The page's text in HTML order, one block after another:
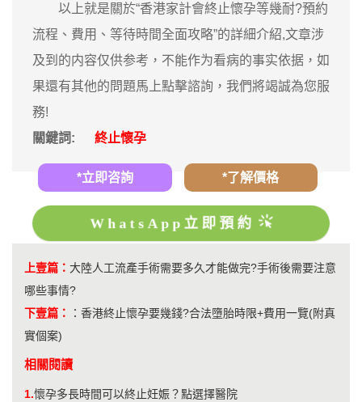
以上就是關於“香港家計會終止懷孕等幾耐?預約
流程、費用、等待時間全面攻略”的詳細介紹,文章涉
及到的内容仅供参考，不能作为看病的事实依据，如
果還有其他的問題馬上點擊諮詢，我們將竭誠為您服
務!
關鍵詞:
終止懷孕
*立即咨詢 *了解價格
WhatsApp立即預約
上壹篇： 大陸人工流產手術需要多久才能做完?手術後需要注意
哪些事情?
下壹篇：
： 香港終止懷孕要幾錢?合法墮胎時限+費用一覽(附真
實個案)
相關閱讀
1.懷孕多長時間可以終止妊娠？點選擇醫院